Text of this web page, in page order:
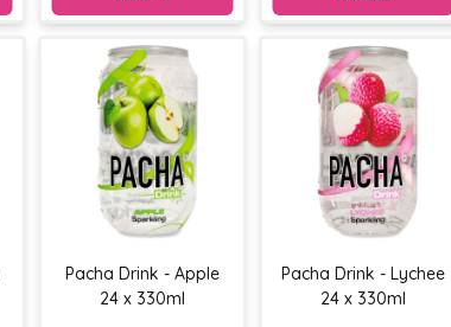
Pacha Drink - Apple
24 x 330ml
Pacha Drink - Lychee
24 x 330ml